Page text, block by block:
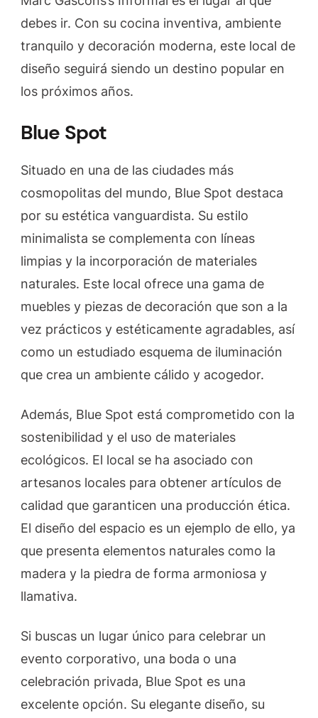
debes ir. Con su cocina inventiva, ambiente
tranquilo y decoración moderna, este local de
diseño seguirá siendo un destino popular en
los próximos años.
Blue Spot
Situado en una de las ciudades más
cosmopolitas del mundo, Blue Spot destaca
por su estética vanguardista. Su estilo
minimalista se complementa con líneas
limpias y la incorporación de materiales
naturales. Este local ofrece una gama de
muebles y piezas de decoración que son a la
vez prácticos y estéticamente agradables, así
como un estudiado esquema de iluminación
que crea un ambiente cálido y acogedor.
Además, Blue Spot está comprometido con la
sostenibilidad y el uso de materiales
ecológicos. El local se ha asociado con
artesanos locales para obtener artículos de
calidad que garanticen una producción ética.
El diseño del espacio es un ejemplo de ello, ya
que presenta elementos naturales como la
madera y la piedra de forma armoniosa y
llamativa.
Si buscas un lugar único para celebrar un
evento corporativo, una boda o una
celebración privada, Blue Spot es una
excelente opción. Su elegante diseño, su